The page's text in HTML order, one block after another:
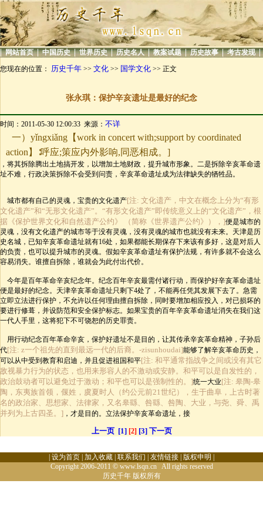
| 网站首页 | 中国历史 | 世界历史 | 历史名人 | 教案试题 | 历史故事 | 考古发现 |
您现在的位置： 历史千年 >> 文化 >> 国学文化 >> 正文
张永琪：保护辛亥遗址是最好的纪念
时间：2011-05-30 12:00:33 来源： 不详
一）yǐngxiǎng【work in concert with;support by coordinated
action】∶呼应;策应内外影响,同恶相成。]
，将其拆除腾出土地搞开发，以增加土地财政，提升城市形象。二是拆除辛亥革命遗
址不难，行政决策拆除不会受到问责，辛亥革命遗址成为法律缺失的牺牲品。
城市都有自己的灵魂，宝贵的文化遗产[注: 文化遗产，中文在概念上分为“有形
文化遗产”和“无形文化遗产”。“有形文化遗产”即传统意义上的“文化遗产”，根
据《保护世界文化和自然遗产公约》 （简称《世界遗产公约》），]便是城市的
灵魂，没有文化遗产的城市等于没有灵魂，没有灵魂的城市也就没有未来。天津是历
史名城，已知辛亥革命遗址就有16处，如果都能长期保存下来该有多好，这是对后人
的负责，也可以提升城市的灵魂。假如辛亥革命遗址有保护法规，有许多就不会这么
容易消失。谁擅自拆除，谁就会为此付出代价。
今年是百年革命辛亥纪念年。纪念百年辛亥最需付诸行动，而保护好辛亥革命遗址
便是最好的纪念。天津辛亥革命遗址只剩下4处了，不能再任凭其发展下去了。急需
立即立法进行保护，不允许以任何理由擅自拆除，同时要增加相应投入，对已损坏的
要进行修葺，并设防范和安全保护标志。如果宝贵的百年辛亥革命遗址消失在我们这
一代人手里，这将犯下不可饶恕的历史罪责。
用行动纪念百年革命辛亥，保护好遗址不是目的，让其传承辛亥革命精神，子孙后
代[注: z一个祖先的直到最远一代的后裔。-zisunhoudai]能够了解辛亥革命历史，
可以从中受到教育和启迪，并且促进祖国和平[注: 和平通常指战争之间或没有其它
敌视暴力行为的状态，也用来形容人的不激动或安静。和平可以是自发性的，
政治鼓动者可以避免过于激动；和平也可以是强制性的。]统一大业[注: 皋陶-皋
陶，东夷族首领，偃姓，虞夏时人（约公元前21世纪），生于曲阜，上古时著
名的政治家、思想家、法律家，又名皋繇、咎繇、咎陶、大业，与尧、舜、禹
并列为上古四圣。] ，才是目的。立法保护辛亥革命遗址，接
上一页 [1] [2] [3] 下一页
设为首页 加入收藏 联系我们 友情链接 版权申明
Copyright 2006-2011 © www.lsqn.cn All rights reserved
历史千年版权所有